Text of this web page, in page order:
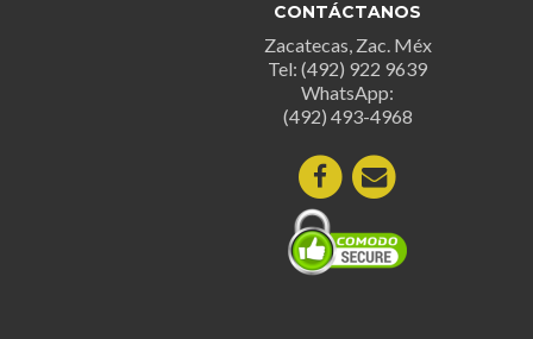
pueden
elegir
en
la
de
producto
CONTÁCTANOS
Zacatecas, Zac. Méx
Tel: (492) 922 9639
WhatsApp:
(492) 493-4968